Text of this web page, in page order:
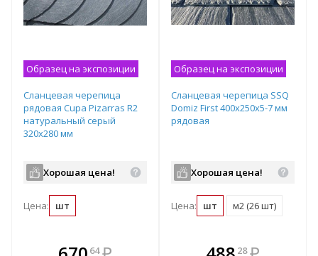
Образец на экспозиции
Сланцевая черепица
рядовая Cupa Pizarras R2
натуральный серый
320х280 мм
Хорошая цена!
Цена: шт
64
В комплекте
Образец на экспозиции
Сланцевая черепица SSQ
Domiz First 400x250х5-7 мм
рядовая
Хорошая цена!
Цена: шт м2 (26 шт)
В комплекте
28